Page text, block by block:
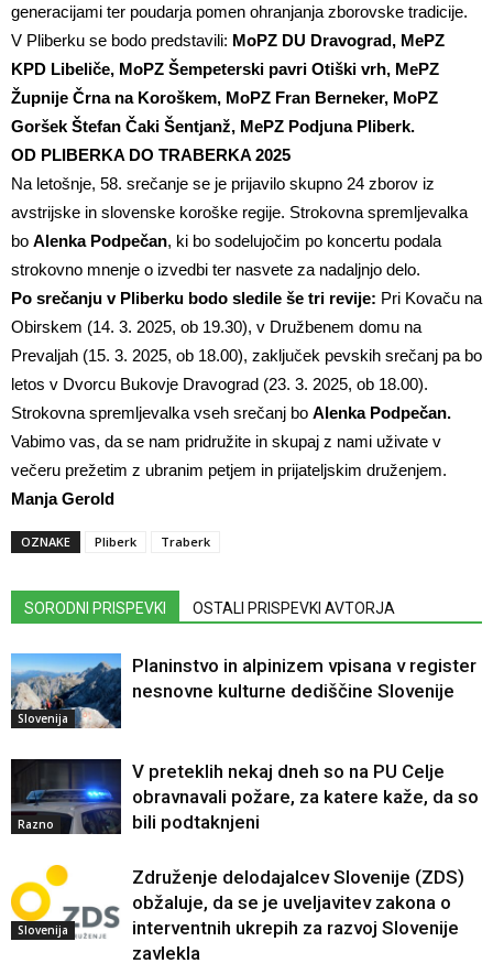
generacijami ter poudarja pomen ohranjanja zborovske tradicije.
V Pliberku se bodo predstavili: MoPZ DU Dravograd, MePZ
KPD Libeliče, MoPZ Šempeterski pavri Otiški vrh, MePZ
Župnije Črna na Koroškem, MoPZ Fran Berneker, MoPZ
Goršek Štefan Čaki Šentjanž, MePZ Podjuna Pliberk.
OD PLIBERKA DO TRABERKA 2025
Na letošnje, 58. srečanje se je prijavilo skupno 24 zborov iz
avstrijske in slovenske koroške regije. Strokovna spremljevalka
bo Alenka Podpečan, ki bo sodelujočim po koncertu podala
strokovno mnenje o izvedbi ter nasvete za nadaljnjo delo.
Po srečanju v Pliberku bodo sledile še tri revije: Pri Kovaču na
Obirskem (14. 3. 2025, ob 19.30), v Družbenem domu na
Prevaljah (15. 3. 2025, ob 18.00), zaključek pevskih srečanj pa bo
letos v Dvorcu Bukovje Dravograd (23. 3. 2025, ob 18.00).
Strokovna spremljevalka vseh srečanj bo Alenka Podpečan.
Vabimo vas, da se nam pridružite in skupaj z nami uživate v
večeru prežetim z ubranim petjem in prijateljskim druženjem.
Manja Gerold
OZNAKE Pliberk Traberk
SORODNI PRISPEVKI OSTALI PRISPEVKI AVTORJA
Slovenija
Planinstvo in alpinizem vpisana v register
nesnovne kulturne dediščine Slovenije
Razno
V preteklih nekaj dneh so na PU Celje
obravnavali požare, za katere kaže, da so
bili podtaknjeni
Slovenija
Združenje delodajalcev Slovenije (ZDS)
obžaluje, da se je uveljavitev zakona o
interventnih ukrepih za razvoj Slovenije
zavlekla